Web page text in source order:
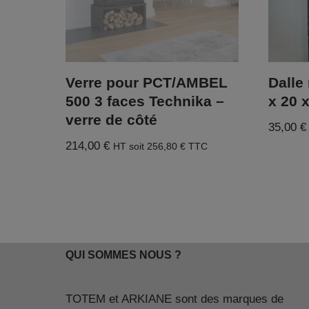
Verre pour PCT/AMBEL
500 3 faces Technika –
verre de côté
214,00 € HT soit 256,80 €TTC
Dalle
x 20
35,00€
QUI SOMMES NOUS ?
TOTEM et ARKIANE sont des marques de